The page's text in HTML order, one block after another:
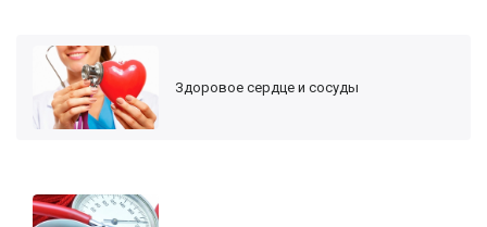
Здоровое сердце и сосуды